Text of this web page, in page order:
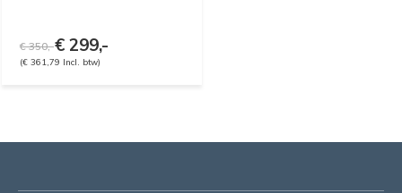
€ 350,-€ 299,-
(€ 361,79 Incl. btw)